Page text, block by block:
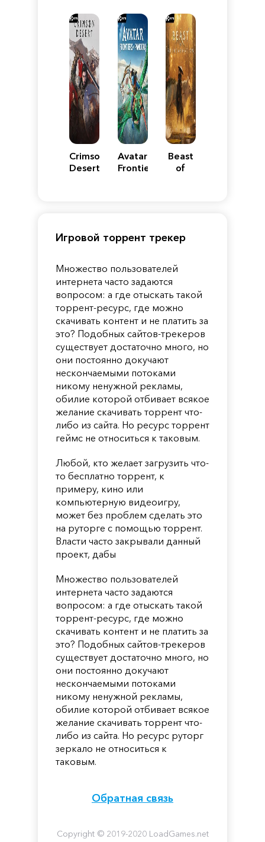
ReimaginedEdition
Y
Crimson
Desert
Avatar:
Frontiers
Beast
of
Игровой торрент трекер
Множество пользователей
интернета часто задаются
вопросом: а где отыскать такой
торрент-ресурс, где можно
скачивать контент и не платить за
это? Подобных сайтов-трекеров
существует достаточно много, но
они постоянно докучают
нескончаемыми потоками
никому ненужной рекламы,
обилие которой отбивает всякое
желание скачивать торрент что-
либо из сайта. Но ресурс торрент
геймс не относиться к таковым.
Любой, кто желает загрузить что-
то бесплатно торрент, к
примеру, кино или
компьютерную видеоигру,
может без проблем сделать это
на руторге с помощью торрент.
Власти часто закрывали данный
проект, дабы
Множество пользователей
интернета часто задаются
вопросом: а где отыскать такой
торрент-ресурс, где можно
скачивать контент и не платить за
это? Подобных сайтов-трекеров
существует достаточно много, но
они постоянно докучают
нескончаемыми потоками
никому ненужной рекламы,
обилие которой отбивает всякое
желание скачивать торрент что-
либо из сайта. Но ресурс руторг
зеркало не относиться к
таковым.
Обратная связь
Copyright © 2019-2020 LoadGames.net